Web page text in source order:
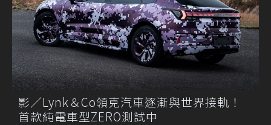
影／Lynk＆Co領克汽車逐漸與世界接軌！
首款純電車型ZERO測試中